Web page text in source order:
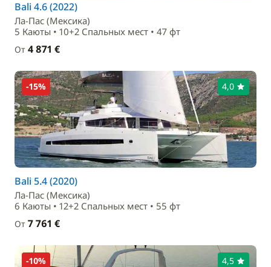
Bali 4.6 (2022)
Ла-Пас (Мексика)
5 Каюты • 10+2 Спальныx мест • 47 фт
От 4 871 €
-15% 4,0
Bali 5.4 (2020)
Ла-Пас (Мексика)
6 Каюты • 12+2 Спальныx мест • 55 фт
От 7 761 €
-10% 4,5